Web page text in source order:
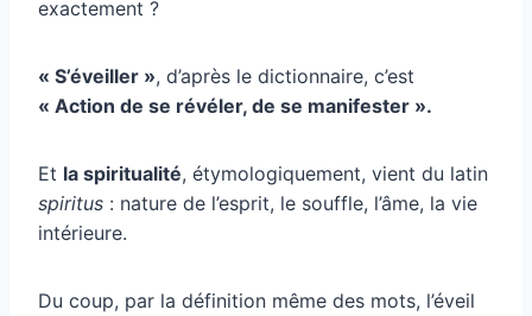
exactement ?
« S’éveiller », d’après le dictionnaire, c’est
« Action de se révéler, de se manifester ».
Et la spiritualité, étymologiquement, vient du latin
spiritus : nature de l’esprit, le souffle, l’âme, la vie
intérieure.
Du coup, par la définition même des mots, l’éveil